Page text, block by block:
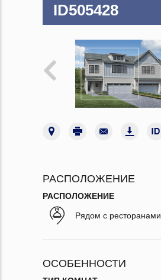
ID505428
РАСПОЛОЖЕНИЕ
РАСПОЛОЖЕНИЕ
Рядом с ресторанами
ОСОБЕННОСТИ